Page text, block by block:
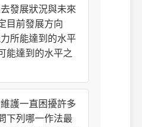
發展狀況與未來
目前發展方向
所能達到的水平
能達到的水平之
護一直困擾許多
下列哪一作法最